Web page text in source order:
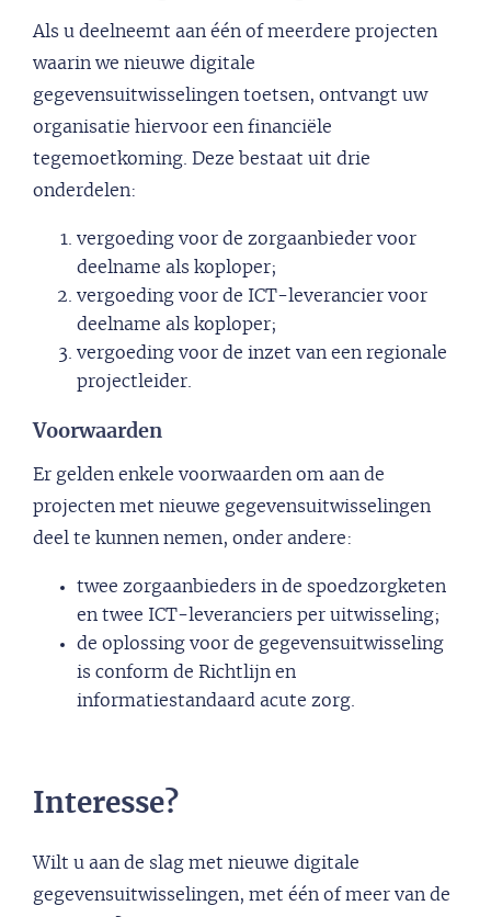
Als u deelneemt aan één of meerdere projecten
waarin we nieuwe digitale
gegevensuitwisselingen toetsen, ontvangt uw
organisatie hiervoor een financiële
tegemoetkoming. Deze bestaat uit drie
onderdelen:
vergoeding voor de zorgaanbieder voor
deelname als koploper;
vergoeding voor de ICT-leverancier voor
deelname als koploper;
vergoeding voor de inzet van een regionale
projectleider.
Voorwaarden
Er gelden enkele voorwaarden om aan de
projecten met nieuwe gegevensuitwisselingen
deel te kunnen nemen, onder andere:
twee zorgaanbieders in de spoedzorgketen
en twee ICT-leveranciers per uitwisseling;
de oplossing voor de gegevensuitwisseling
is conform de Richtlijn en
informatiestandaard acute zorg.
Interesse?
Wilt u aan de slag met nieuwe digitale
gegevensuitwisselingen, met één of meer van de